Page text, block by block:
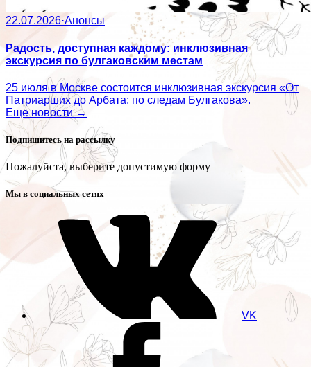
22.07.2026·Анонсы
Радость, доступная каждому: инклюзивная
экскурсия по булгаковским местам
25 июля в Москве состоится инклюзивная экскурсия «От
Патриарших до Арбата: по следам Булгакова».
Еще новости →
Подпишитесь на рассылку
Пожалуйста, выберите допустимую форму
Мы в социальных сетях
VK